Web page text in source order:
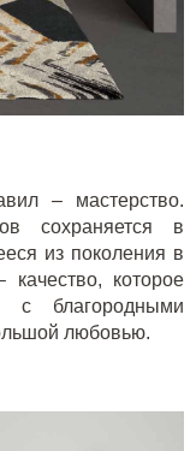
– мастерство.
сохраняется в
из поколения в
которое
с благородными
любовью.